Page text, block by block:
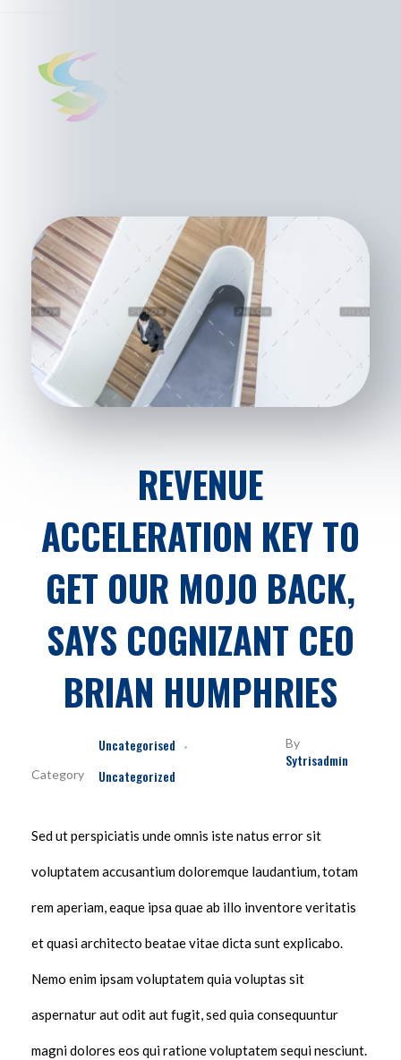
REVENUE
ACCELERATION KEY TO
GET OUR MOJO BACK,
SAYS COGNIZANT CEO
BRIAN HUMPHRIES
By
Sytrisadmin
Uncategorised
Uncategorized
Sed ut perspiciatis unde omnis iste natus error sit
voluptatem accusantium doloremque laudantium, totam
rem aperiam, eaque ipsa quae ab illo inventore veritatis
et quasi architecto beatae vitae dicta sunt explicabo.
Nemo enim ipsam voluptatem quia voluptas sit
aspernatur aut odit aut fugit, sed quia consequuntur
magni dolores eos qui ratione voluptatem sequi nesciunt.